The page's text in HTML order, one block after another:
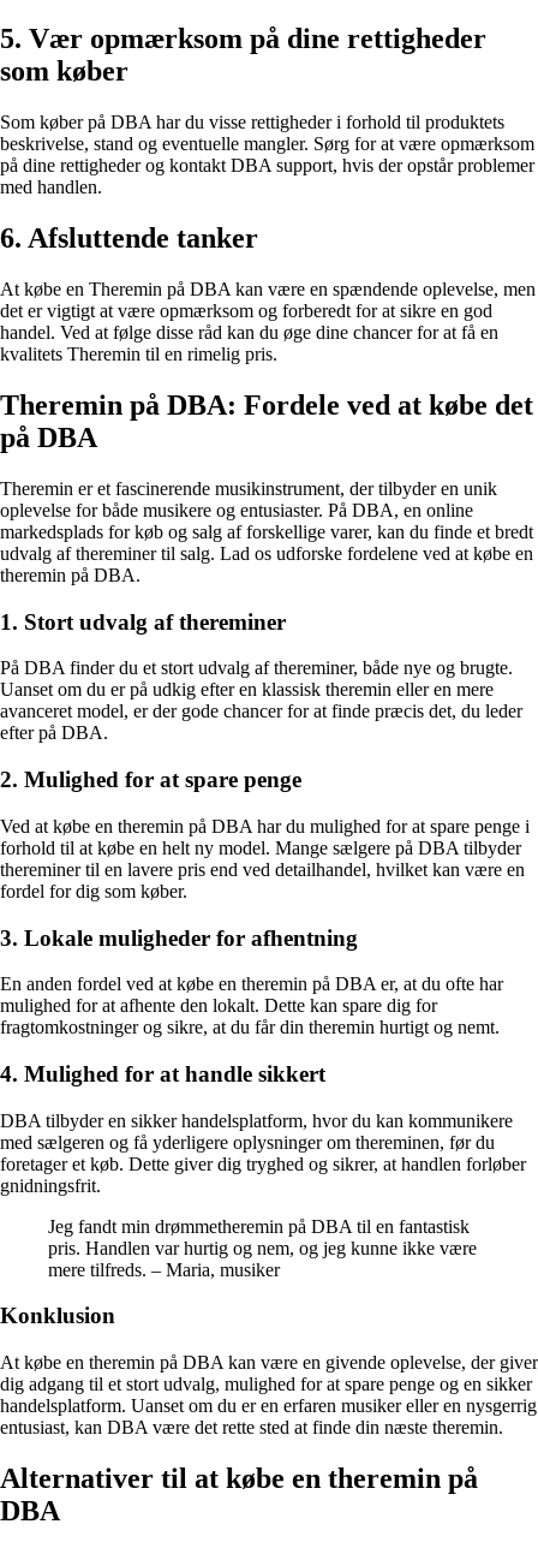
5. Vær opmærksom på dine rettigheder
som køber
Som køber på DBA har du visse rettigheder i forhold til produktets
beskrivelse, stand og eventuelle mangler. Sørg for at være opmærksom
på dine rettigheder og kontakt DBA support, hvis der opstår problemer
med handlen.
6. Afsluttende tanker
At købe en Theremin på DBA kan være en spændende oplevelse, men
det er vigtigt at være opmærksom og forberedt for at sikre en god
handel. Ved at følge disse råd kan du øge dine chancer for at få en
kvalitets Theremin til en rimelig pris.
Theremin på DBA: Fordele ved at købe det
på DBA
Theremin er et fascinerende musikinstrument, der tilbyder en unik
oplevelse for både musikere og entusiaster. På DBA, en online
markedsplads for køb og salg af forskellige varer, kan du finde et bredt
udvalg af thereminer til salg. Lad os udforske fordelene ved at købe en
theremin på DBA.
1. Stort udvalg af thereminer
På DBA finder du et stort udvalg af thereminer, både nye og brugte.
Uanset om du er på udkig efter en klassisk theremin eller en mere
avanceret model, er der gode chancer for at finde præcis det, du leder
efter på DBA.
2. Mulighed for at spare penge
Ved at købe en theremin på DBA har du mulighed for at spare penge i
forhold til at købe en helt ny model. Mange sælgere på DBA tilbyder
thereminer til en lavere pris end ved detailhandel, hvilket kan være en
fordel for dig som køber.
3. Lokale muligheder for afhentning
En anden fordel ved at købe en theremin på DBA er, at du ofte har
mulighed for at afhente den lokalt. Dette kan spare dig for
fragtomkostninger og sikre, at du får din theremin hurtigt og nemt.
4. Mulighed for at handle sikkert
DBA tilbyder en sikker handelsplatform, hvor du kan kommunikere
med sælgeren og få yderligere oplysninger om thereminen, før du
foretager et køb. Dette giver dig tryghed og sikrer, at handlen forløber
gnidningsfrit.
Jeg fandt min drømmetheremin på DBA til en fantastisk
pris. Handlen var hurtig og nem, og jeg kunne ikke være
mere tilfreds. – Maria, musiker
Konklusion
At købe en theremin på DBA kan være en givende oplevelse, der giver
dig adgang til et stort udvalg, mulighed for at spare penge og en sikker
handelsplatform. Uanset om du er en erfaren musiker eller en nysgerrig
entusiast, kan DBA være det rette sted at finde din næste theremin.
Alternativer til at købe en theremin på
DBA